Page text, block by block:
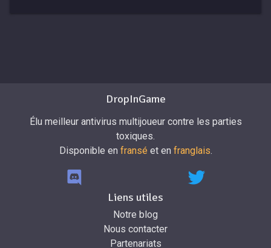
DropInGame
Élu meilleur antivirus multijoueur contre les parties
toxiques.
Disponible en fransé et en franglais.
Liens utiles
Notre blog
Nous contacter
Partenariats